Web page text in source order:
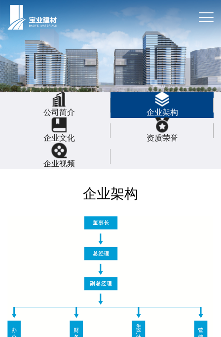
公司简介 企业架构
企业文化 资质荣誉
企业视频
企业架构